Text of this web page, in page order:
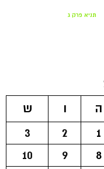
תניא פרק ג
ה ו
ש
1
2
3
8
9
10